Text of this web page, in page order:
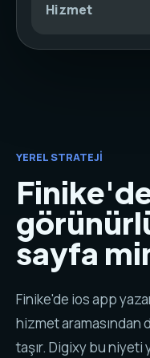
Hizmet
YEREL STRATEJI
sayfa
Finike'de ios app
hizmet aramasından
taşır. Digixy bu niyeti